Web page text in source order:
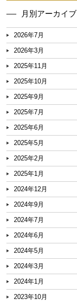
月別アーカイブ
2026年7月
2026年3月
2025年11月
2025年10月
2025年9月
2025年7月
2025年6月
2025年5月
2025年2月
2025年1月
2024年12月
2024年9月
2024年7月
2024年6月
2024年5月
2024年3月
2024年1月
2023年10月